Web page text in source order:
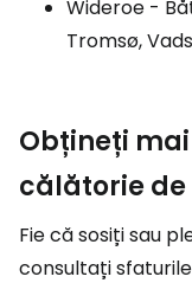
Wideroe -
Tromsø,
Obțineți
călătorie
Fie că sosiți sau
consultați